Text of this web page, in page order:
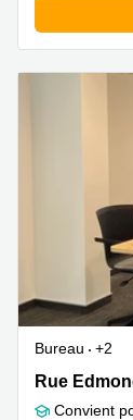
Bureau
+2
Rue
Rue
Convient